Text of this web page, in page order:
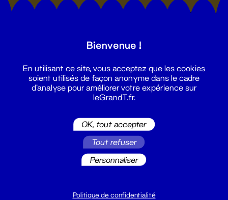
billetterie@leGrandT.fr
Du lundi au vendredi 14h → 18h
Bienvenue !
En utilisant ce site, vous acceptez que les cookies
soient utilisés de façon anonyme dans le cadre
d'analyse pour améliorer votre expérience sur
leGrandT.fr.
OK, tout accepter
Tout refuser
Personnaliser
Politique de confidentialité